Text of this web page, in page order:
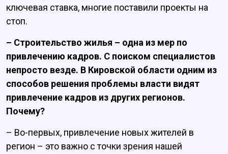
ключевая ставка, многие поставили проекты на
стоп.
– Строительство жилья – одна из мер по
привлечению кадров. С поиском специалистов
непросто везде. В Кировской области одним из
способов решения проблемы власти видят
привлечение кадров из других регионов.
Почему?
– Во-первых, привлечение новых жителей в
регион – это важно с точки зрения нашей